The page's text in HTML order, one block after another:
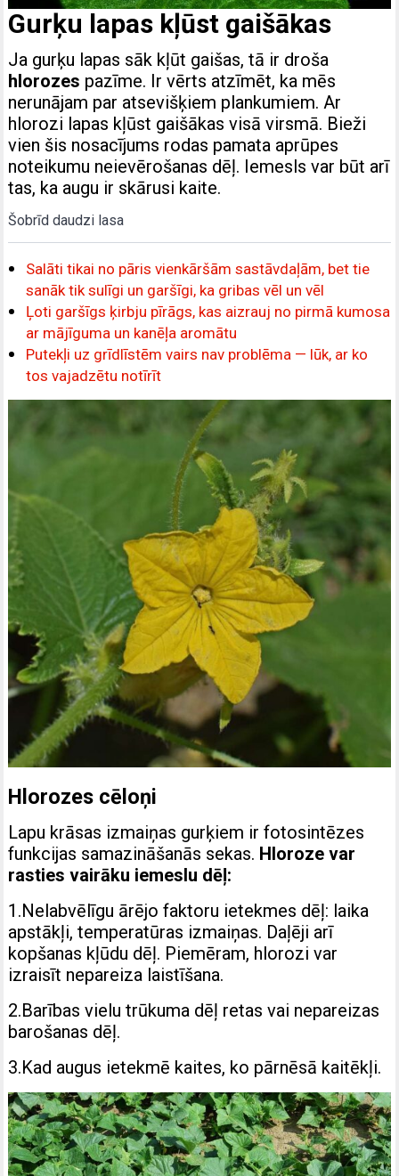
Gurķu lapas kļūst gaišākas
Ja gurķu lapas sāk kļūt gaišas, tā ir droša
hlorozes pazīme. Ir vērts atzīmēt, ka mēs
nerunājam par atsevišķiem plankumiem. Ar
hlorozi lapas kļūst gaišākas visā virsmā. Bieži
vien šis nosacījums rodas pamata aprūpes
noteikumu neievērošanas dēļ. Iemesls var būt arī
tas, ka augu ir skārusi kaite.
Šobrīd daudzi lasa
Salāti tikai no pāris vienkāršām sastāvdaļām, bet tie
sanāk tik sulīgi un garšīgi, ka gribas vēl un vēl
Ļoti garšīgs ķirbju pīrāgs, kas aizrauj no pirmā kumosa
ar mājīguma un kanēļa aromātu
Putekļi uz grīdlīstēm vairs nav problēma — lūk, ar ko
tos vajadzētu notīrīt
Hlorozes cēloņi
Lapu krāsas izmaiņas gurķiem ir fotosintēzes
funkcijas samazināšanās sekas. Hloroze var
rasties vairāku iemeslu dēļ:
1.Nelabvēlīgu ārējo faktoru ietekmes dēļ: laika
apstākļi, temperatūras izmaiņas. Daļēji arī
kopšanas kļūdu dēļ. Piemēram, hlorozi var
izraisīt nepareiza laistīšana.
2.Barības vielu trūkuma dēļ retas vai nepareizas
barošanas dēļ.
3.Kad augus ietekmē kaites, ko pārnēsā kaitēkļi.